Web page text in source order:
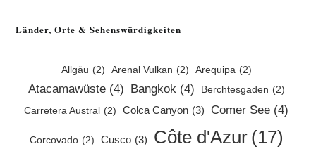
new
Länder, Orte & Sehenswürdigkeiten
Allgäu (2) Arenal Vulkan (2) Arequipa (2)
Atacamawüste (4) Bangkok (4) Berchtesgaden (2)
Carretera Austral (2) Colca Canyon (3) Comer See (4)
Corcovado (2) Cusco (3) Côte d'Azur (17)